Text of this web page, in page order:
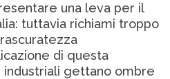
una leva per il
tuttavia richiami troppo
di questa
gettano ombre